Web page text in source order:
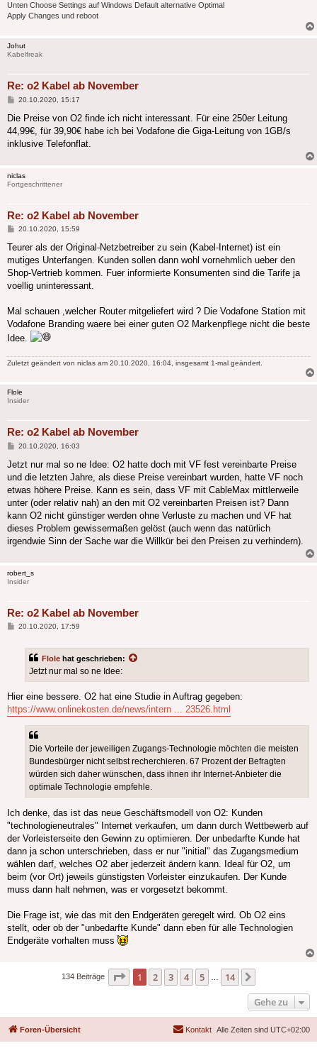
Unten Choose Settings auf Windows Default alternative Optimal
Apply Changes und reboot
Johut
Kabelfreak
Re: o2 Kabel ab November
Beitrag
20.10.2020, 15:17
Die Preise von O2 finde ich nicht interessant. Für eine 250er Leitung
44,99€, für 39,90€ habe ich bei Vodafone die Giga-Leitung von 1GB/s
inklusive Telefonflat.
niclas
Fortgeschrittener
Re: o2 Kabel ab November
Beitrag
20.10.2020, 15:59
Teurer als der Original-Netzbetreiber zu sein (Kabel-Internet) ist ein
mutiges Unterfangen. Kunden sollen dann wohl vornehmlich ueber den
Shop-Vertrieb kommen. Fuer informierte Konsumenten sind die Tarife ja
voellig uninteressant.
Mal schauen ,welcher Router mitgeliefert wird ? Die Vodafone Station mit
Vodafone Branding waere bei einer guten O2 Markenpflege nicht die beste
Idee.
Zuletzt geändert von niclas am 20.10.2020, 16:04, insgesamt 1-mal geändert.
Flole
Insider
Re: o2 Kabel ab November
Beitrag
20.10.2020, 16:03
Jetzt nur mal so ne Idee: O2 hatte doch mit VF fest vereinbarte Preise
und die letzten Jahre, als diese Preise vereinbart wurden, hatte VF noch
etwas höhere Preise. Kann es sein, dass VF mit CableMax mittlerweile
unter (oder relativ nah) an den mit O2 vereinbarten Preisen ist? Dann
kann O2 nicht günstiger werden ohne Verluste zu machen und VF hat
dieses Problem gewissermaßen gelöst (auch wenn das natürlich
irgendwie Sinn der Sache war die Willkür bei den Preisen zu verhindern).
robert_s
Insider
Re: o2 Kabel ab November
Beitrag
20.10.2020, 17:59
Flole hat geschrieben:
Jetzt nur mal so ne Idee:
Hier eine bessere. O2 hat eine Studie in Auftrag gegeben:
https://www.onlinekosten.de/news/intern ... 23526.html
Die Vorteile der jeweiligen Zugangs-Technologie möchten die meisten
Bundesbürger nicht selbst recherchieren. 67 Prozent der Befragten
würden sich daher wünschen, dass ihnen ihr Internet-Anbieter die
optimale Technologie empfehle.
Ich denke, das ist das neue Geschäftsmodell von O2: Kunden
"technologieneutrales" Internet verkaufen, um dann durch Wettbewerb auf
der Vorleisterseite den Gewinn zu optimieren. Der unbedarfte Kunde hat
dann ja schon unterschrieben, dass er nur "initial" das Zugangsmedium
wählen darf, welches O2 aber jederzeit ändern kann. Ideal für O2, um
beim (vor Ort) jeweils günstigsten Vorleister einzukaufen. Der Kunde
muss dann halt nehmen, was er vorgesetzt bekommt.
Die Frage ist, wie das mit den Endgeräten geregelt wird. Ob O2 eins
stellt, oder ob der "unbedarfte Kunde" dann eben für alle Technologien
Endgeräte vorhalten muss
134 Beiträge Seite 1von 14
1 2 3 4 5 14
Gehe zu
Foren-Übersicht Alle Zeiten sind UTC+02:00
Kontakt